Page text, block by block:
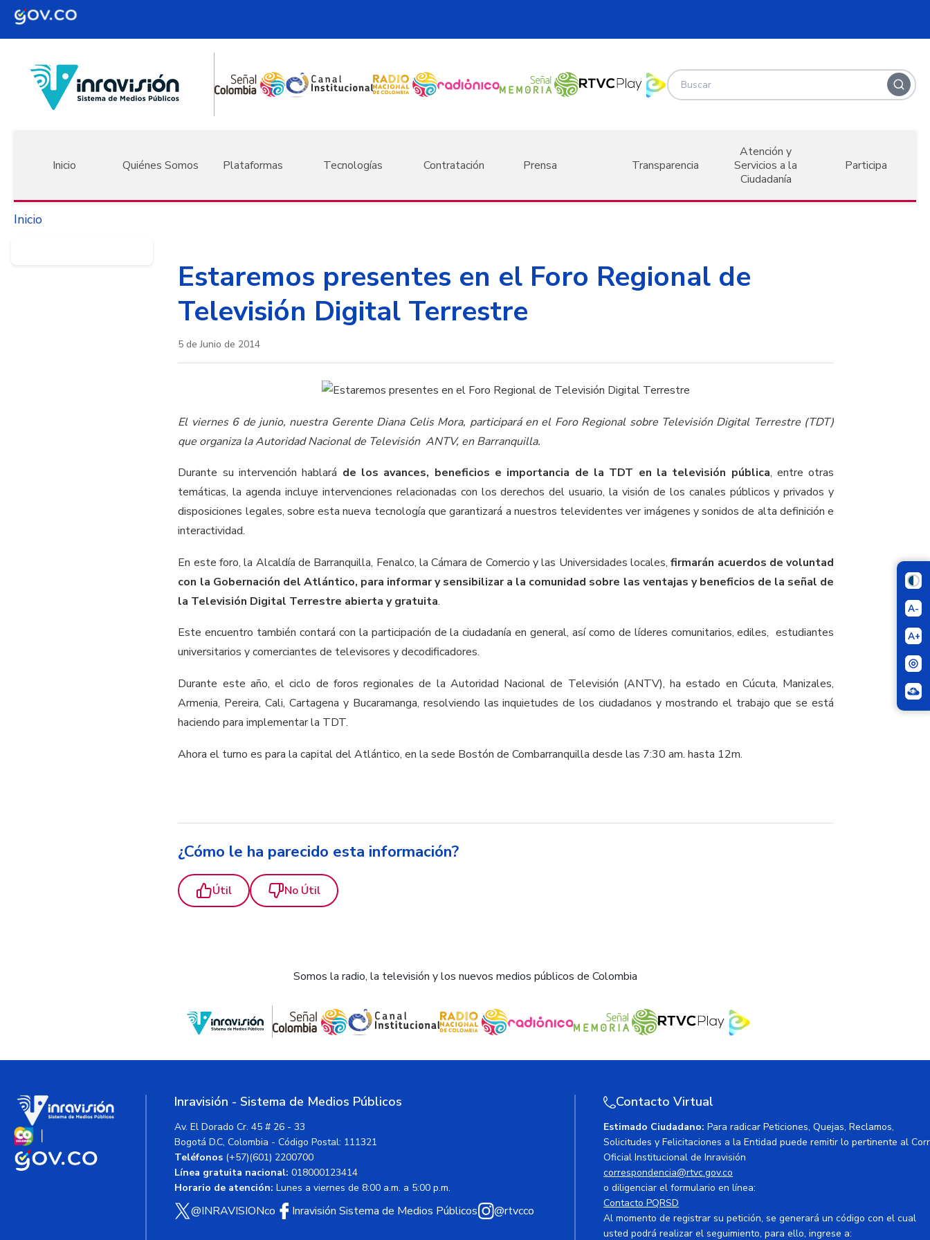
Pasar al contenido principal
Inicio Quiénes Somos Plataformas Tecnologías Contratación Prensa Transparencia
Atención y
Servicios a la
Ciudadanía
Participa
A-
A+
Inicio
Estaremos presentes en el Foro Regional de
Televisión Digital Terrestre
5 de Junio de 2014
El viernes 6 de junio, nuestra Gerente Diana Celis Mora, participará en el Foro Regional sobre Televisión Digital Terrestre (TDT)
que organiza la Autoridad Nacional de Televisión  ANTV, en Barranquilla.
Durante su intervención hablará de los avances, beneficios e importancia de la TDT en la televisión pública, entre otras
temáticas, la agenda incluye intervenciones relacionadas con los derechos del usuario, la visión de los canales públicos y privados y
disposiciones legales, sobre esta nueva tecnología que garantizará a nuestros televidentes ver imágenes y sonidos de alta definición e
interactividad.
En este foro, la Alcaldía de Barranquilla, Fenalco, la Cámara de Comercio y las Universidades locales,firmarán acuerdos de voluntad
con la Gobernación del Atlántico, para informar y sensibilizar a la comunidad sobre las ventajas y beneficios de la señal de
la Televisión Digital Terrestre abierta y gratuita.
Este encuentro también contará con la participación de la ciudadanía en general, así como de líderes comunitarios, ediles, estudiantes
universitarios y comerciantes de televisores y decodificadores.
Durante este año, el ciclo de foros regionales de la Autoridad Nacional de Televisión (ANTV), ha estado en Cúcuta, Manizales,
Armenia, Pereira, Cali, Cartagena y Bucaramanga, resolviendo las inquietudes de los ciudadanos y mostrando el trabajo que se está
haciendo para implementar la TDT.
Ahora el turno es para la capital del Atlántico, en la sede Bostón de Combarranquilla desde las 7:30 am. hasta 12m.
¿Cómo le ha parecido esta información?
Útil No Útil
Somos la radio, la televisión y los nuevos medios públicos de Colombia
Inravisión - Sistema de Medios Públicos
Av. El Dorado Cr. 45 # 26 - 33
Bogotá D.C, Colombia - Código Postal: 111321
Teléfonos (+57)(601) 2200700
Línea gratuita nacional: 018000123414
Horario de atención: Lunes a viernes de 8:00 a.m. a 5:00 p.m.
@INRAVISIONco Inravisión Sistema de Medios Públicos @rtvcco
Contacto Virtual
Estimado Ciudadano: Para radicar Peticiones, Quejas, Reclamos,
Solicitudes y Felicitaciones a la Entidad puede remitir lo pertinente al
Oficial Institucional de Inravisión
correspondencia@rtvc.gov.co
o diligenciar el formulario en línea:
Contacto PQRSD
Al momento de registrar su petición, se generará un código con el cual
usted podrá realizar el seguimiento, para ello, ingrese a: